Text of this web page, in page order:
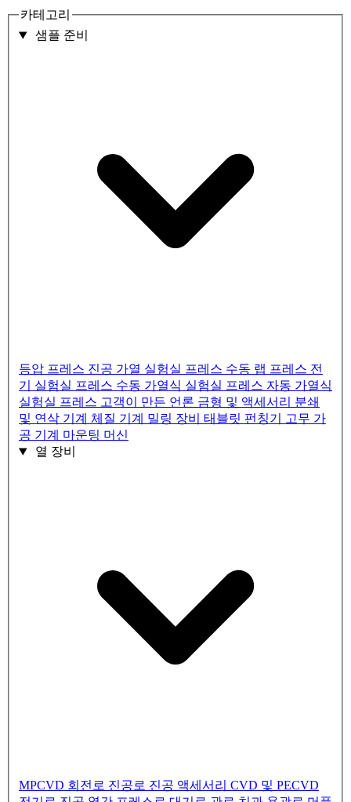
카테고리
샘플 준비
등압 프레스 진공 가열 실험실 프레스 수동 랩 프레스 전
기 실험실 프레스 수동 가열식 실험실 프레스 자동 가열식
실험실 프레스 고객이 만든 언론 금형 및 액세서리 분쇄
및 연삭 기계 체질 기계 밀링 장비 태블릿 펀칭기 고무 가
공 기계 마운팅 머신
열 장비
MPCVD 회전로 진공로 진공 액세서리 CVD 및 PECVD